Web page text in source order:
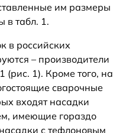
им размеры
в табл. 1.
в российских
– производители
(рис. 1). Кроме того, на
сварочные
входят насадки
имеющие гораздо
с тефлоновым